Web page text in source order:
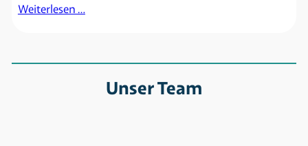
Weiterlesen …
Unser Team